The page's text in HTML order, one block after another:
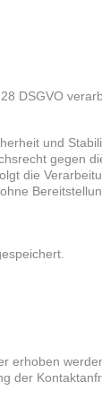
DSGVO
und
gegen
die
erhoben
der